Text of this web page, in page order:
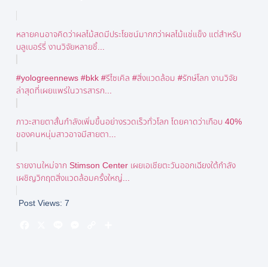
หลายคนอาจคิดว่าผลไม้สดมีประโยชน์มากกว่าผลไม้แช่แข็ง แต่สำหรับ
บลูเบอร์รี่ งานวิจัยหลายชิ้...
#yologreennews #bkk #รีไซเคิล #สิ่งแวดล้อม #รักษ์โลก งานวิจัย
ล่าสุดที่เผยแพร่ในวารสารก...
ภาวะสายตาสั้นกำลังเพิ่มขึ้นอย่างรวดเร็วทั่วโลก โดยคาดว่าเกือบ 40%
ของคนหนุ่มสาวอาจมีสายตา...
รายงานใหม่จาก Stimson Center เผยเอเชียตะวันออกเฉียงใต้กำลัง
เผชิญวิกฤตสิ่งแวดล้อมครั้งใหญ่...
Post Views: 7